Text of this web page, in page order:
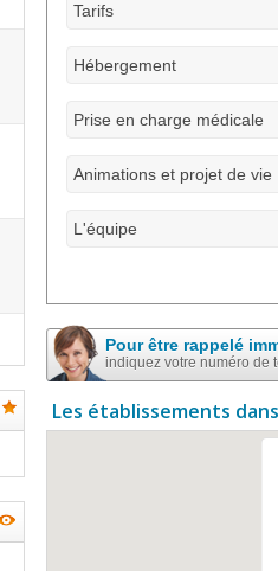
Tarifs
Hébergement
Prise en charge médicale
Animations et projet de vie
L'équipe
Pour être rappelé
indiquez votre numéro de
Les établissements